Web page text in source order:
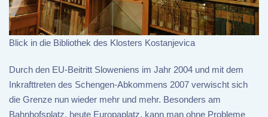
Blick in die Bibliothek des Klosters Kostanjevica
Durch den EU-Beitritt Sloweniens im Jahr 2004 und mit dem
Inkrafttreten des Schengen-Abkommens 2007 verwischt sich
die Grenze nun wieder mehr und mehr. Besonders am
Bahnhofsplatz, heute Europaplatz, kann man ohne Probleme